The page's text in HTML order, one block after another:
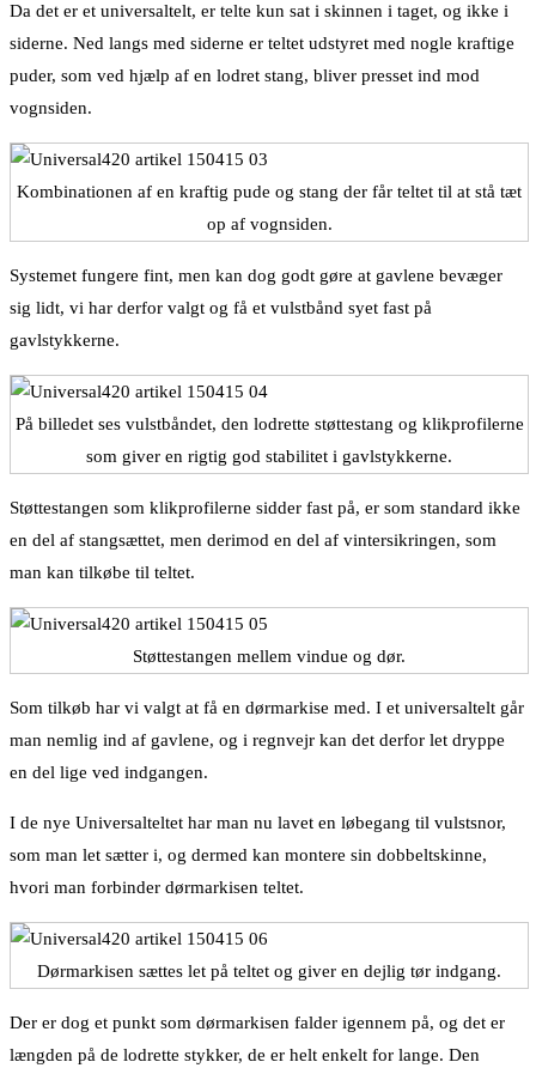
Da det er et universaltelt, er telte kun sat i skinnen i taget, og ikke i
siderne. Ned langs med siderne er teltet udstyret med nogle kraftige
puder, som ved hjælp af en lodret stang, bliver presset ind mod
vognsiden.
Kombinationen af en kraftig pude og stang der får teltet til at stå tæt
op af vognsiden.
Systemet fungere fint, men kan dog godt gøre at gavlene bevæger
sig lidt, vi har derfor valgt og få et vulstbånd syet fast på
gavlstykkerne.
På billedet ses vulstbåndet, den lodrette støttestang og klikprofilerne
som giver en rigtig god stabilitet i gavlstykkerne.
Støttestangen som klikprofilerne sidder fast på, er som standard ikke
en del af stangsættet, men derimod en del af vintersikringen, som
man kan tilkøbe til teltet.
Støttestangen mellem vindue og dør.
Som tilkøb har vi valgt at få en dørmarkise med. I et universaltelt går
man nemlig ind af gavlene, og i regnvejr kan det derfor let dryppe
en del lige ved indgangen.
I de nye Universalteltet har man nu lavet en løbegang til vulstsnor,
som man let sætter i, og dermed kan montere sin dobbeltskinne,
hvori man forbinder dørmarkisen teltet.
Dørmarkisen sættes let på teltet og giver en dejlig tør indgang.
Der er dog et punkt som dørmarkisen falder igennem på, og det er
længden på de lodrette stykker, de er helt enkelt for lange. Den